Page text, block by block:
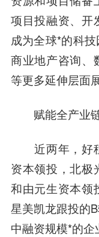
项目投融资、开
成为全球*的科
商业地产咨询、
等更多延伸层面
赋能全产业
近两年，好租
资本领投，北极
和由元生资本领
星美凯龙跟投的
中融资规模*的企